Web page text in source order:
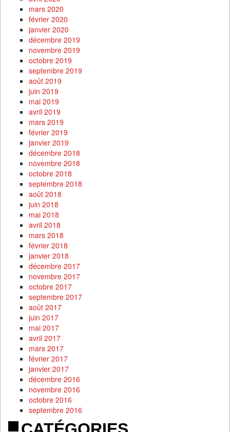
mars 2020
février 2020
janvier 2020
décembre 2019
novembre 2019
octobre 2019
septembre 2019
août 2019
juin 2019
mai 2019
avril 2019
mars 2019
février 2019
janvier 2019
décembre 2018
novembre 2018
octobre 2018
septembre 2018
août 2018
juin 2018
mai 2018
avril 2018
mars 2018
février 2018
janvier 2018
décembre 2017
novembre 2017
octobre 2017
septembre 2017
août 2017
juin 2017
mai 2017
avril 2017
mars 2017
février 2017
janvier 2017
décembre 2016
novembre 2016
octobre 2016
septembre 2016